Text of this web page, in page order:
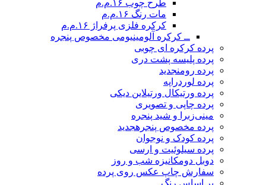
طرح چوب ۱۶.م.م
مات رنگ ۱۶.م.م
کرکره فلزی پرفراژ ۱۶.م.م
ــ کرکره آلومینیومی مخصوص پنجره
پرده کرکره ای چوبی
پرده پلیسه پشت دری
پرده رومنجدید
پرده لوردراپه
پرده ورتیکال ورتیلاین دیکی
پرده چاپی و تصویری
مینی‌زبرا و شید پنجره
پرده مخصوص پنجرهجدید
پرده کودک و نوجوان
پرده سیلوئیت و ارسی
دوبل دومکانیزه شب و روز
سفارش چاپ عکس روی پرده
بر اساس رنگ